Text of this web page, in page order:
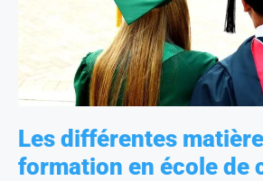
Les différentes
formation en école de